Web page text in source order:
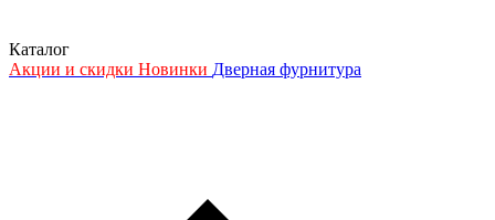
Каталог
Акции и скидки Новинки Дверная фурнитура